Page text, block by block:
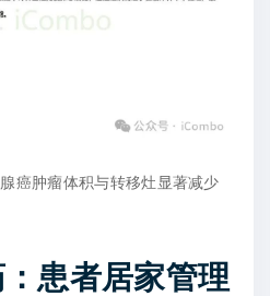
癌肿瘤体积与转移灶显著减少
患者居家管理